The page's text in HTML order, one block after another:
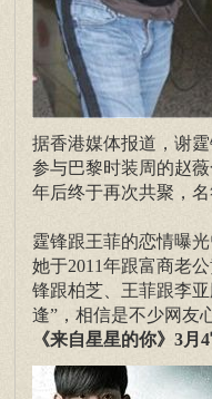
据香港媒体报道，谢
参与巴黎时装周的赵
年后终于再次共聚，名
霆锋跟王菲的恋情曝
她于2011年跟富商老
锋跟柏芝、王菲跟李
逢”，相信是不少网友
《来自星星的你》3